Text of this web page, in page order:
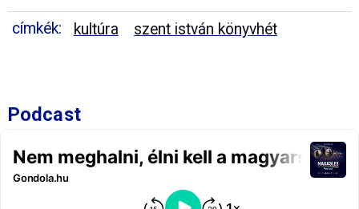
címkék: kultúra szent istván könyvhét
Podcast